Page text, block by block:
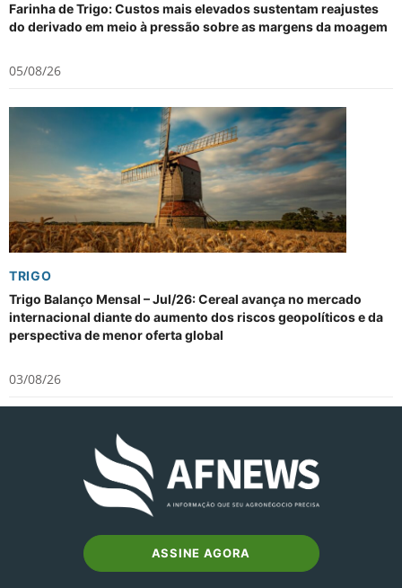
Farinha de Trigo: Custos mais elevados sustentam reajustes
do derivado em meio à pressão sobre as margens da moagem
05/08/26
TRIGO
Trigo Balanço Mensal – Jul/26: Cereal avança no mercado
internacional diante do aumento dos riscos geopolíticos e da
perspectiva de menor oferta global
03/08/26
ASSINE AGORA